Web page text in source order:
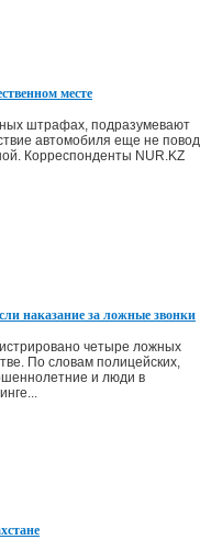
месте
штрафах, подразумевают
автомобиля еще не повод
Корреспонденты NUR.KZ
наказание за ложные звонки
четыре ложных
По словам полицейских,
и люди в